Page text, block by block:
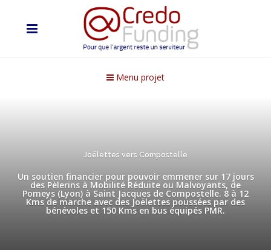
Menu projet
Joëlettes vers Compostelle
Un soutien financier pour pouvoir emmener sur 17 jours
des Pèlerins à Mobilité Réduite ou Malvoyants, de
Pomeys (Lyon) à Saint Jacques de Compostelle. 8 à 12
Kms de marche avec des Joëlettes poussées par des
bénévoles et 150 Kms en bus équipés PMR.